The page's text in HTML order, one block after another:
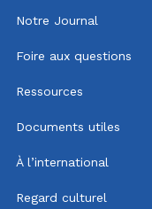
Notre Journal
Foire aux questions
Ressources
Documents utiles
À l’international
Regard culturel